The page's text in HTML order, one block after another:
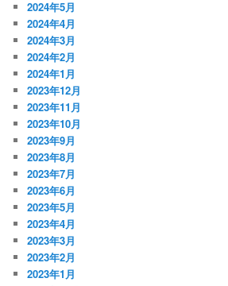
2024年5月
2024年4月
2024年3月
2024年2月
2024年1月
2023年12月
2023年11月
2023年10月
2023年9月
2023年8月
2023年7月
2023年6月
2023年5月
2023年4月
2023年3月
2023年2月
2023年1月